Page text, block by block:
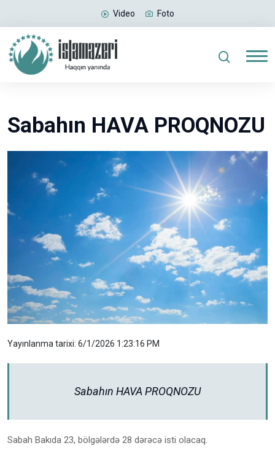
Video Foto
Sabahın HAVA PROQNOZU
Yayınlanma tarixi: 6/1/2026 1:23:16 PM
Sabahın HAVA PROQNOZU
Sabah Bakıda 23, bölgələrdə 28 dərəcə isti olacaq.